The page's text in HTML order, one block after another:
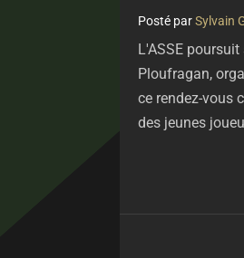
parSylvain
L'ASSE
Ploufragan,
ce rendez-vous
des jeunes